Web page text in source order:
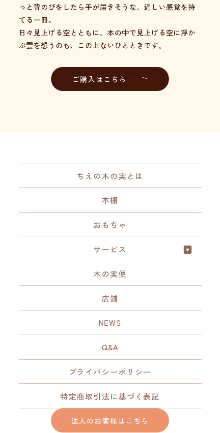
っと背のびをしたら手が届きそうな、近しい感覚を持
てる一冊。
日々見上げる空とともに、本の中で見上げる空に浮か
ぶ雲を想うのも、この上ないひとときです。
ご購入はこちら
法人のお客様はこちら
ちえの木の実とは
本棚
おもちゃ
サービス
木の実便
店舗
NEWS
Q&A
プライバシーポリシー
特定商取引法に基づく表記